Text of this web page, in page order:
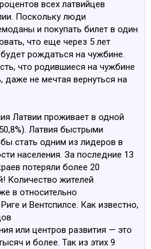
всех латвийцев
Поскольку люди
и покупать билет в один
что еще через 5 лет
рождаться на чужбине.
что родившиеся на чужбине
даже не мечтая вернуться на
Латвии проживает в одной
Латвия быстрыми
стать одним из лидеров в
населения. За последние 13
потеряли более 20
Количество жителей
в относительно
и Вентспилсе. Как известно,
или центров развития — это
и более. Так из этих 9